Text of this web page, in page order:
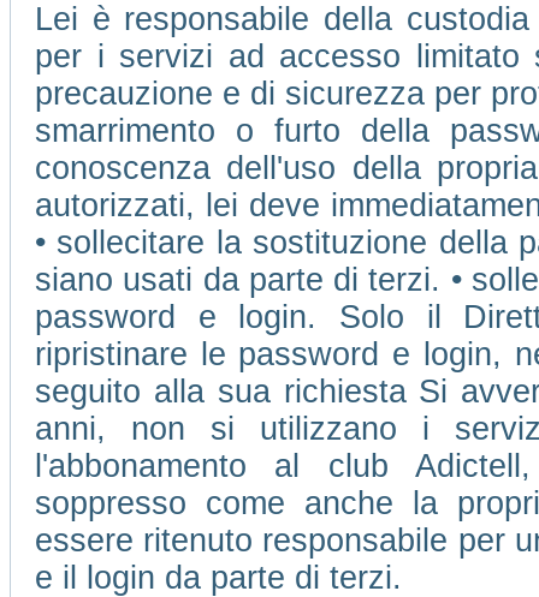
Lei è responsabile della
per i servizi ad accesso
precauzione e di sicurezza per
smarrimento o furto della
conoscenza dell'uso della
autorizzati, lei deve
• sollecitare la sostituzione della
siano usati da parte di terzi. •
password e login. Solo il
ripristinare le password e login,
seguito alla sua richiesta Si
anni, non si utilizzano i
l'abbonamento al club
soppresso come anche la
essere ritenuto responsabile per
e il login da parte di terzi.